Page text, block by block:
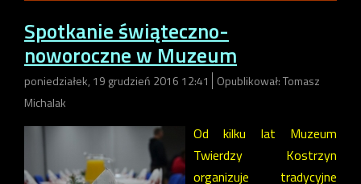
Spotkanie świąteczno-
noworoczne w Muzeum
poniedziałek, 19 grudzień 2016 12:41
Opublikował: Tomasz
Michalak
Od kilku lat Muzeum
Twierdzy Kostrzyn
organizuje tradycyjne